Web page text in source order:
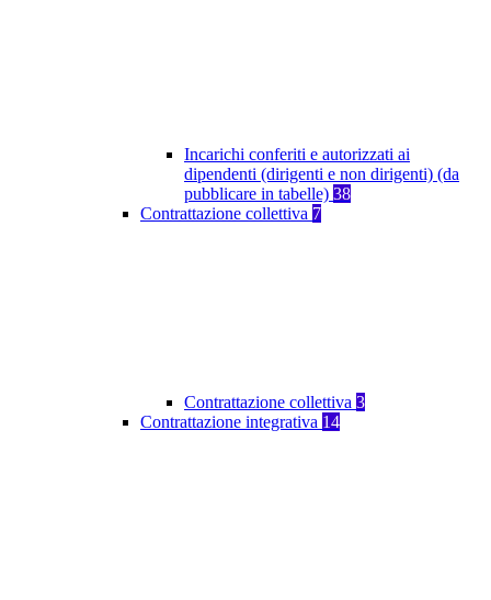
Incarichi conferiti e autorizzati ai
dipendenti (dirigenti e non dirigenti) (da
pubblicare in tabelle) 38
Contrattazione collettiva 7
Contrattazione collettiva 3
Contrattazione integrativa 14